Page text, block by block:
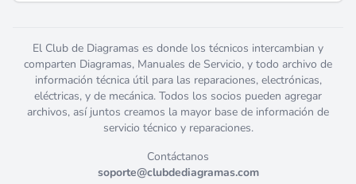
El Club de Diagramas es donde los técnicos intercambian y
comparten Diagramas, Manuales de Servicio, y todo archivo de
información técnica útil para las reparaciones, electrónicas,
eléctricas, y de mecánica. Todos los socios pueden agregar
archivos, así juntos creamos la mayor base de información de
servicio técnico y reparaciones.
Contáctanos
soporte@clubdediagramas.com